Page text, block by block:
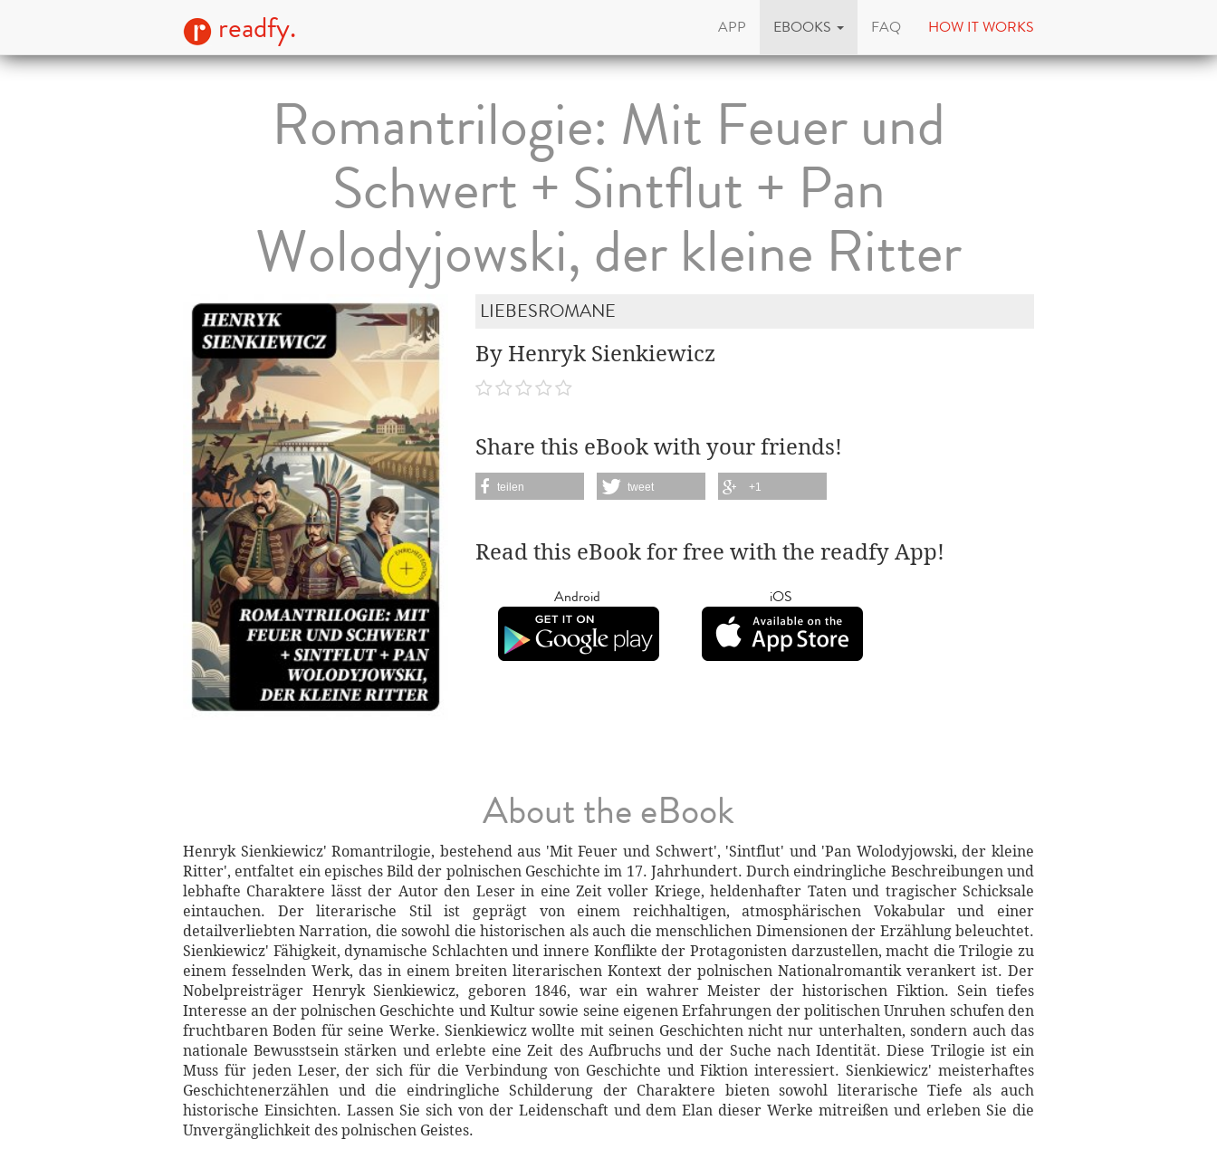
readfy. APP EBOOKS FAQ HOW IT WORKS
Romantrilogie: Mit Feuer und
Schwert + Sintflut + Pan
Wolodyjowski, der kleine Ritter
LIEBESROMANE
By Henryk Sienkiewicz
Share this eBook with your friends!
teilen tweet +1
Read this eBook for free with the readfy App!
Android iOS
About the eBook
Henryk Sienkiewicz' Romantrilogie, bestehend aus 'Mit Feuer und Schwert', 'Sintflut' und 'Pan Wolodyjowski, der kleine
Ritter', entfaltet ein episches Bild der polnischen Geschichte im 17. Jahrhundert. Durch eindringliche Beschreibungen und
lebhafte Charaktere lässt der Autor den Leser in eine Zeit voller Kriege, heldenhafter Taten und tragischer Schicksale
eintauchen. Der literarische Stil ist geprägt von einem reichhaltigen, atmosphärischen Vokabular und einer
detailverliebten Narration, die sowohl die historischen als auch die menschlichen Dimensionen der Erzählung beleuchtet.
Sienkiewicz' Fähigkeit, dynamische Schlachten und innere Konflikte der Protagonisten darzustellen, macht die Trilogie zu
einem fesselnden Werk, das in einem breiten literarischen Kontext der polnischen Nationalromantik verankert ist. Der
Nobelpreisträger Henryk Sienkiewicz, geboren 1846, war ein wahrer Meister der historischen Fiktion. Sein tiefes
Interesse an der polnischen Geschichte und Kultur sowie seine eigenen Erfahrungen der politischen Unruhen schufen den
fruchtbaren Boden für seine Werke. Sienkiewicz wollte mit seinen Geschichten nicht nur unterhalten, sondern auch das
nationale Bewusstsein stärken und erlebte eine Zeit des Aufbruchs und der Suche nach Identität. Diese Trilogie ist ein
Muss für jeden Leser, der sich für die Verbindung von Geschichte und Fiktion interessiert. Sienkiewicz' meisterhaftes
Geschichtenerzählen und die eindringliche Schilderung der Charaktere bieten sowohl literarische Tiefe als auch
historische Einsichten. Lassen Sie sich von der Leidenschaft und dem Elan dieser Werke mitreißen und erleben Sie die
Unvergänglichkeit des polnischen Geistes.